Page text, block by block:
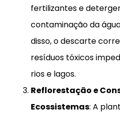
fertilizantes e
contaminação da
disso, o descarte
resíduos tóxicos
rios e lagos.
Reflorestação e
Ecossistemas: A